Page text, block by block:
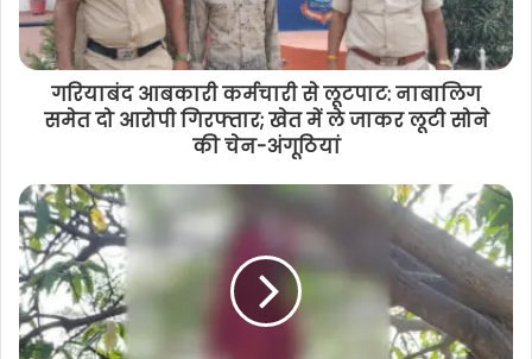
गरियाबंद आबकारी कर्मचारी से लूटपाट: नाबालिग
समेत दो आरोपी गिरफ्तार; खेत में ले जाकर लूटी सोने
की चेन-अंगूठियां